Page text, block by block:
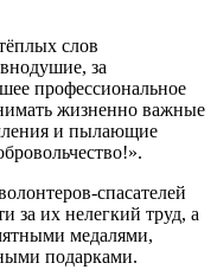
слов
за
профессиональное
жизненно важные
и пылающие
спасателей
за их нелегкий труд, а
медалями,
подарками.